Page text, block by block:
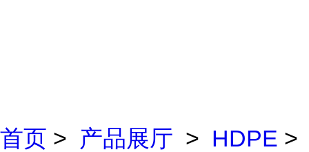
首页 > 产品展厅 > HDPE >